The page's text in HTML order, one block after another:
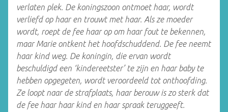
verlaten plek. De koningszoon ontmoet haar, wordt
verliefd op haar en trouwt met haar. Als ze moeder
wordt, roept de fee haar op om haar fout te bekennen,
maar Marie ontkent het hoofdschuddend. De fee neemt
haar kind weg. De koningin, die ervan wordt
beschuldigd een ‘kindereetster’ te zijn en haar baby te
hebben opgegeten, wordt veroordeeld tot onthoofding.
Ze loopt naar de strafplaats, haar berouw is zo sterk dat
de fee haar haar kind en haar spraak teruggeeft.